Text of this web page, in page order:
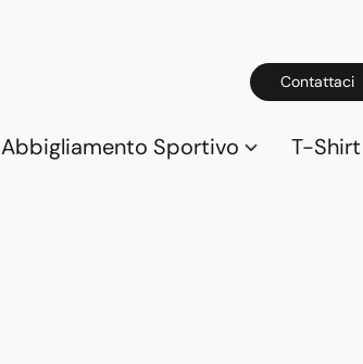
Contattaci
Abbigliamento Sportivo T-Shirt